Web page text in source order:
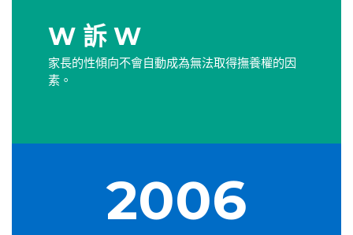
W 訴 W
家長的性傾向不會自動成為無法取得撫養權的因
素。
2006